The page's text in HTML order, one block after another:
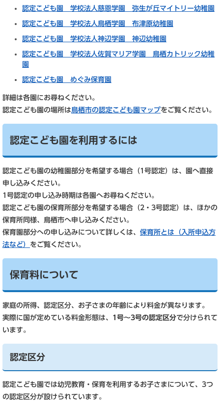
認定こども園 学校法人慈恩学園 弥生が丘マイトリー幼稚園
認定こども園 学校法人鳥栖学園 布津原幼稚園
認定こども園 学校法人神辺学園 神辺幼稚園
認定こども園 学校法人佐賀マリア学園 鳥栖カトリック幼稚
園
認定こども園 めぐみ保育園
詳細は各園にお尋ねください。
認定こども園の場所は鳥栖市の認定こども園マップをご覧ください。
認定こども園を利用するには
認定こども園の幼稚園部分を希望する場合（1号認定）は、園へ直接
申し込みください。
1号認定の申し込み時期は各園へお尋ねください。
認定こども園の保育所部分を希望する場合（2・3号認定）は、ほかの
保育所同様、鳥栖市へ申し込みください。
保育園部分への申し込みについて詳しくは、 保育所とは（入所申込方
法など） をご覧ください。
保育料について
家庭の所得、認定区分、お子さまの年齢により料金が異なります。
実際に国が定めている料金形態は、 1号～3号の認定区分で分けられて
います。
認定区分
認定こども園では幼児教育・保育を利用するお子さまについて、3つ
の認定区分が設けられています。